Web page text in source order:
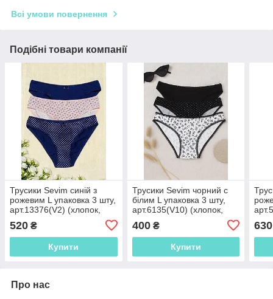
Всі умови повернення
Подібні товари компанії
Трусики Sevim синій з
рожевим L упаковка 3 шту,
арт.13376(V2) (хлопок,
520 ₴
Купити
Трусики Sevim чорний с
білим L упаковка 3 шту,
арт.6135(V10) (хлопок,
400₴
Купити
630
Про нас